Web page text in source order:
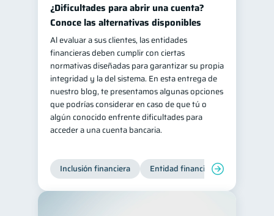
¿Dificultades para abrir una cuenta?
Conoce las alternativas disponibles
Al evaluar a sus clientes, las entidades
financieras deben cumplir con ciertas
normativas diseñadas para garantizar su propia
integridad y la del sistema. En esta entrega de
nuestro blog, te presentamos algunas opciones
que podrías considerar en caso de que tú o
algún conocido enfrente dificultades para
acceder a una cuenta bancaria.
Inclusión financiera Entidad financiera